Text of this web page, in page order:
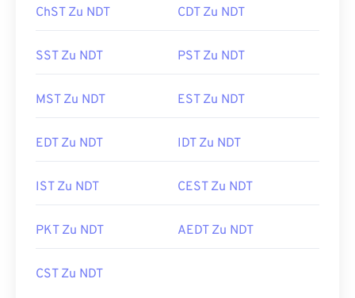
ChST Zu NDT CDT Zu NDT
SST Zu NDT PST Zu NDT
MST Zu NDT EST Zu NDT
EDT Zu NDT IDT Zu NDT
IST Zu NDT CEST Zu NDT
PKT Zu NDT AEDT Zu NDT
CST Zu NDT